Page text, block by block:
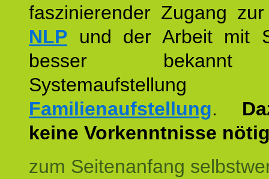
faszinierender Zugang
NLP und der Arbeit mit
besser
Familienaufstellung.
keine Vorkenntnisse
zum Seitenanfang